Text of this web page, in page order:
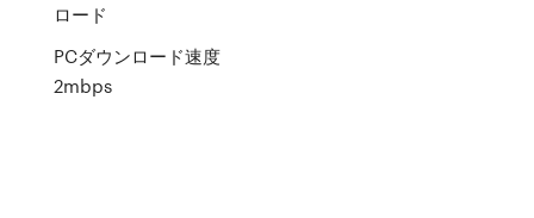
ロード
PCダウンロード速度
2mbps